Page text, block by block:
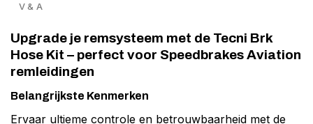
V & A
Upgrade je remsysteem met de Tecni Brk
Hose Kit – perfect voor Speedbrakes Aviation
remleidingen
Belangrijkste Kenmerken
Ervaar ultieme controle en betrouwbaarheid met de